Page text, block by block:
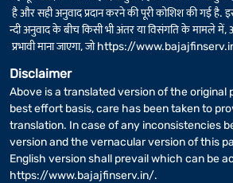
है और सही अनुवाद प्रदान करने की पूरी कोशिश की गई है.
न्दी अनुवाद के बीच किसी भी अंतर या विसंगति के मामले में,
प्रभावी माना जाएगा, जोhttps://
Disclaimer
Above is a translated version of the original
best effort basis, care has been taken to
translation. In case of any inconsistencies
version and the vernacular version of this
English version shall prevail which can be
https://www.bajajfinserv.in/.